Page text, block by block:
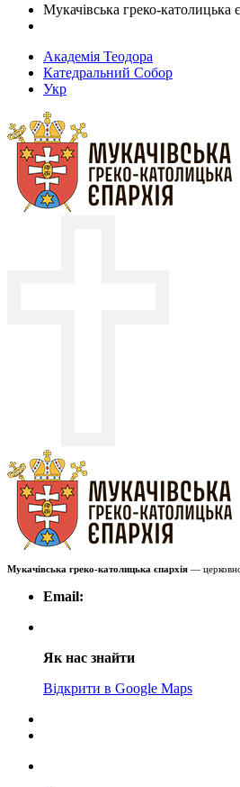
Мукачівська греко-
Академія Теодора
Катедральний Собор
Укр
Мукачівська греко-католицька єпархія —
Email:
Як нас знайти
Відкрити в Google Maps